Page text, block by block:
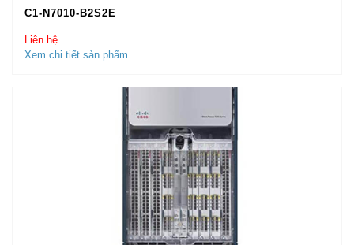
C1-N7010-B2S2E
Liên hệ
Xem chi tiết sản phẩm